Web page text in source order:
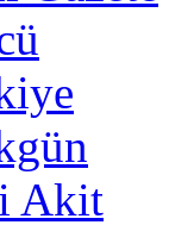
Akit